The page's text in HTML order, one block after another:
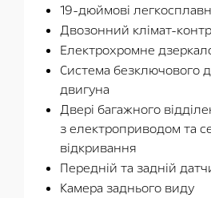
19-дюймові
Двозонний клімат-
Електрохромне
Система безключового
двигуна
Двері багажного
з електроприводом та
відкривання
Передній та задній
Камера заднього виду